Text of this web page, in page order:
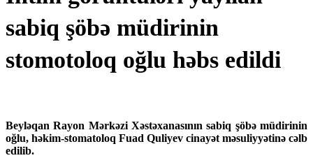
sabiq şöbə müdirinin
stomotoloq oğlu həbs edildi
Beyləqan Rayon Mərkəzi Xəstəxanasının sabiq şöbə müdirinin
oğlu, həkim-stomatoloq Fuad Quliyev cinayət məsuliyyətinə cəlb
edilib.